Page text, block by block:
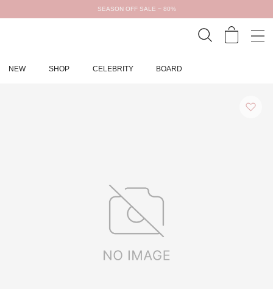
SEASON OFF SALE ~ 80%
NEW SHOP CELEBRITY BOARD